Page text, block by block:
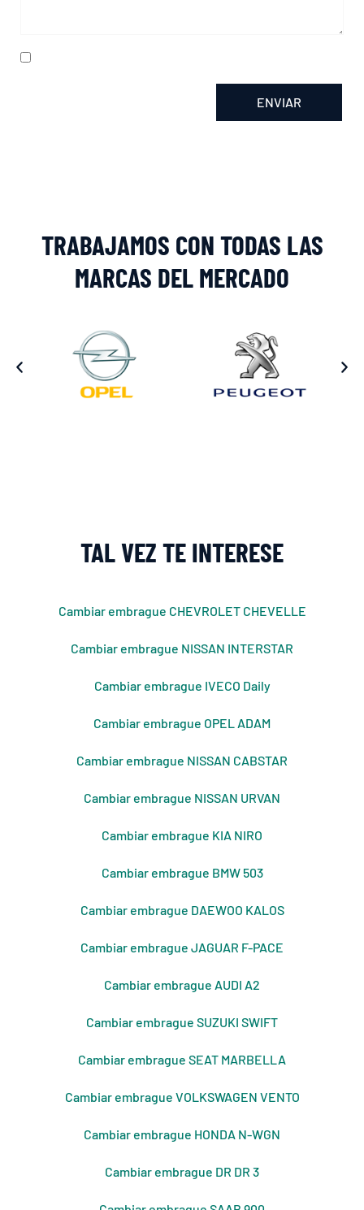
ENVIAR
TRABAJAMOS CON TODAS LAS
MARCAS DEL MERCADO
TAL VEZ TE INTERESE
Cambiar embrague CHEVROLET CHEVELLE
Cambiar embrague NISSAN INTERSTAR
Cambiar embrague IVECO Daily
Cambiar embrague OPEL ADAM
Cambiar embrague NISSAN CABSTAR
Cambiar embrague NISSAN URVAN
Cambiar embrague KIA NIRO
Cambiar embrague BMW 503
Cambiar embrague DAEWOO KALOS
Cambiar embrague JAGUAR F-PACE
Cambiar embrague AUDI A2
Cambiar embrague SUZUKI SWIFT
Cambiar embrague SEAT MARBELLA
Cambiar embrague VOLKSWAGEN VENTO
Cambiar embrague HONDA N-WGN
Cambiar embrague DR DR 3